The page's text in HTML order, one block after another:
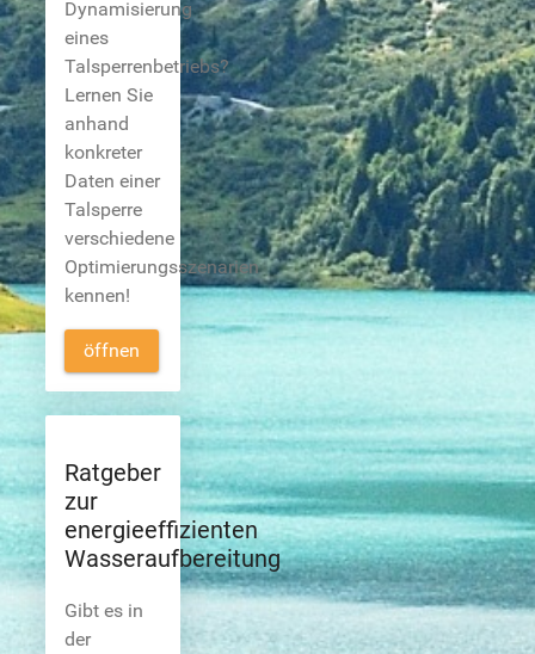
Dynamisierung
eines
Talsperrenbetriebs?
Lernen Sie
anhand
konkreter
Daten einer
Talsperre
verschiedene
Optimierungsszenarien
kennen!
öffnen
Ratgeber
zur
energieeffizienten
Wasseraufbereitung
Gibt es in
der